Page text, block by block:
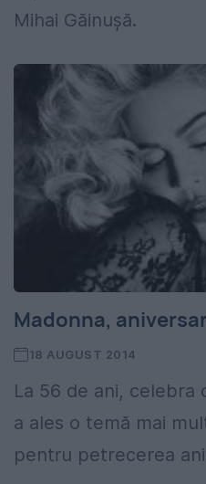
Mihai Găinușă.
Madonna,
18 AUGUST 2014
La 56 de ani, celebra
a ales o temă mai
pentru petrecerea